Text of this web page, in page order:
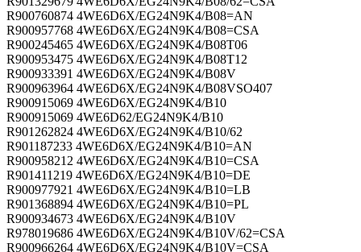
R900760874 4WE6D6X/EG24N9K4/B08=AN
R900957768 4WE6D6X/EG24N9K4/B08=CSA
R900245465 4WE6D6X/EG24N9K4/B08T06
R900953475 4WE6D6X/EG24N9K4/B08T12
R900933391 4WE6D6X/EG24N9K4/B08V
R900963964 4WE6D6X/EG24N9K4/B08VSO407
R900915069 4WE6D6X/EG24N9K4/B10
R900915069 4WE6D62/EG24N9K4/B10
R901262824 4WE6D6X/EG24N9K4/B10/62
R901187233 4WE6D6X/EG24N9K4/B10=AN
R900958212 4WE6D6X/EG24N9K4/B10=CSA
R901411219 4WE6D6X/EG24N9K4/B10=DE
R900977921 4WE6D6X/EG24N9K4/B10=LB
R901368894 4WE6D6X/EG24N9K4/B10=PL
R900934673 4WE6D6X/EG24N9K4/B10V
R978019686 4WE6D6X/EG24N9K4/B10V/62=CSA
R900966264 4WE6D6X/EG24N9K4/B10V=CSA